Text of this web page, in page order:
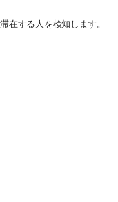
在する人を検知します。